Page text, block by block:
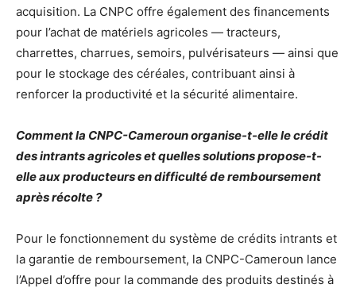
acquisition. La CNPC offre également des financements
pour l’achat de matériels agricoles — tracteurs,
charrettes, charrues, semoirs, pulvérisateurs — ainsi que
pour le stockage des céréales, contribuant ainsi à
renforcer la productivité et la sécurité alimentaire.
Comment la CNPC-Cameroun organise-t-elle le crédit
des intrants agricoles et quelles solutions propose-t-
elle aux producteurs en difficulté de remboursement
après récolte ?
Pour le fonctionnement du système de crédits intrants et
la garantie de remboursement, la CNPC-Cameroun lance
l’Appel d’offre pour la commande des produits destinés à